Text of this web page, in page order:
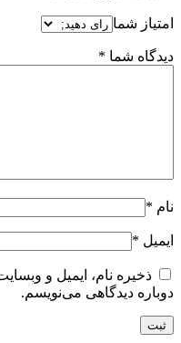
امتیاز شما
دیدگاه شما *
نام *
ایمیل *
ذخیره نام، ایمیل و
دوباره دیدگاهی می‌نویسم.